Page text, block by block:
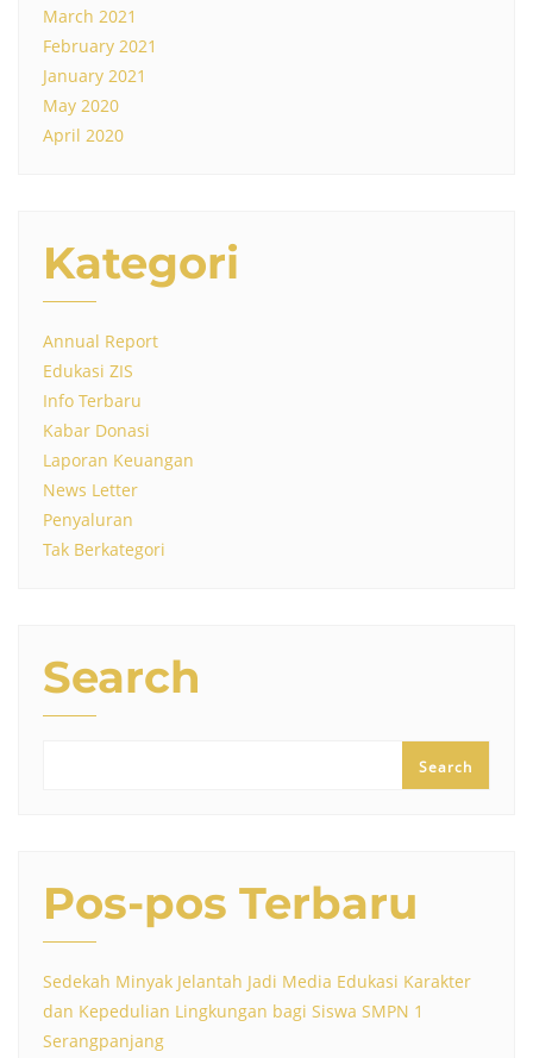
March 2021
February 2021
January 2021
May 2020
April 2020
Kategori
Annual Report
Edukasi ZIS
Info Terbaru
Kabar Donasi
Laporan Keuangan
News Letter
Penyaluran
Tak Berkategori
Search
Search
Pos-pos Terbaru
Sedekah Minyak Jelantah Jadi Media Edukasi Karakter
dan Kepedulian Lingkungan bagi Siswa SMPN 1
Serangpanjang